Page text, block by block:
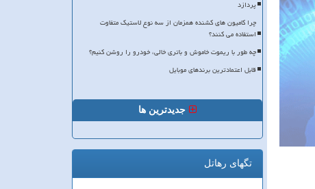
پردازد
چرا کامیون های کشنده همزمان از سه نوع لاستیک متفاوت
استفاده می کنند؟
چه طور با ریموت خاموش و باتری خالی، خودرو را روشن کنیم؟
قابل اعتمادترین برندهای موبایل
جدیدترین ها
تگهای رهاتل